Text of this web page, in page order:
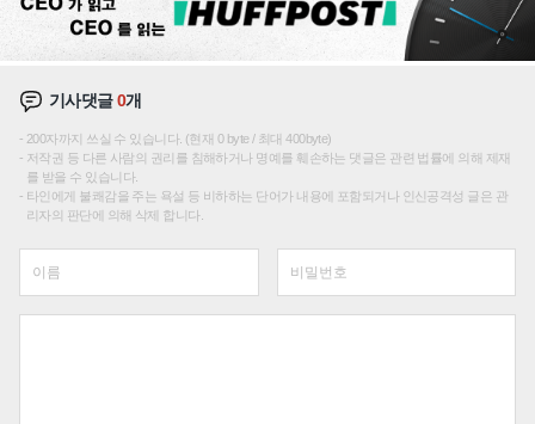
기사댓글0개
200자까지 쓰실 수 있습니다. (현재 0 byte / 최대 400byte)
저작권 등 다른 사람의 권리를 침해하거나 명예를 훼손하는 댓글은 관련 법률에 의해 제재
를 받을 수 있습니다.
타인에게 불쾌감을 주는 욕설 등 비하하는 단어가 내용에 포함되거나 인신공격성 글은 관
리자의 판단에 의해 삭제 합니다.